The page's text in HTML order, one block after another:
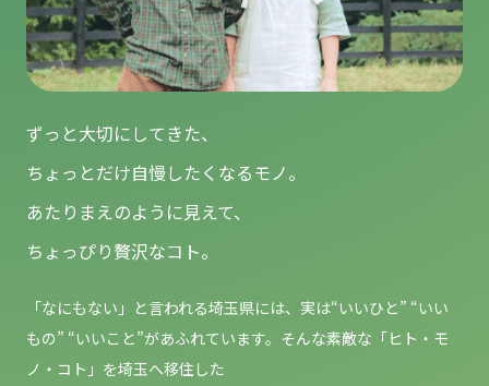
ずっと大切にしてきた、
ちょっとだけ自慢したくなるモノ。
あたりまえのように見えて、
ちょっぴり贅沢なコト。
「なにもない」と言われる埼玉県には、実は“いいひと” “いい
もの” “いいこと”があふれています。そんな素敵な「ヒト・モ
ノ・コト」を埼玉へ移住した